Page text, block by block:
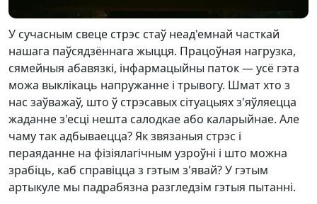
У сучасным свеце стрэс стаў неад'емнай часткай
нашага паўсядзённага жыцця. Працоўная нагрузка,
сямейныя абавязкі, інфармацыйны паток — усё гэта
можа выклікаць напружанне і трывогу. Шмат хто з
нас заўважаў, што ў стрэсавых сітуацыях з'яўляецца
жаданне з'есці нешта салодкае або каларыйнае. Але
чаму так адбываецца? Як звязаныя стрэс і
пераяданне на фізіялагічным узроўні і што можна
зрабіць, каб справіцца з гэтым з'явай? У гэтым
артыкуле мы падрабязна разгледзім гэтыя пытанні.